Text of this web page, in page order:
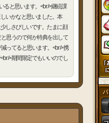
ると思います。<br />継続課
いかなと思いました。本
しさびしいです。たまに顔
思うので何か特典を出して
ってると思います。<br />携
/>期間限定でもいいのでし